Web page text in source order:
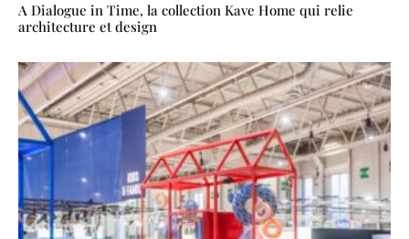
A Dialogue in Time, la collection Kave Home qui relie
architecture et design